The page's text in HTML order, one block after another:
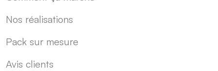
Nos réalisations
Pack sur mesure
Avis clients